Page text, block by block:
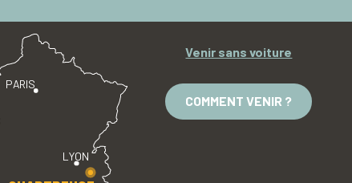
PARIS
LYON
Venir sans voiture
COMMENT VENIR ?